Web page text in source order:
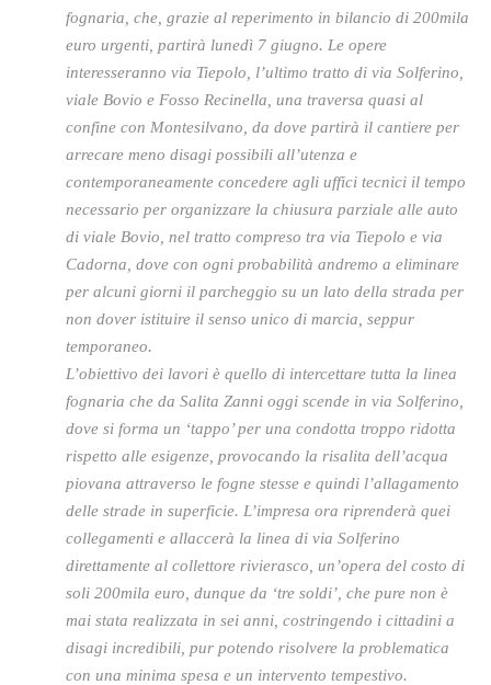
fognaria, che, grazie al reperimento in bilancio di 200mila
euro urgenti, partirà lunedì 7 giugno. Le opere
interesseranno via Tiepolo, l’ultimo tratto di via Solferino,
viale Bovio e Fosso Recinella, una traversa quasi al
confine con Montesilvano, da dove partirà il cantiere per
arrecare meno disagi possibili all’utenza e
contemporaneamente concedere agli uffici tecnici il tempo
necessario per organizzare la chiusura parziale alle auto
di viale Bovio, nel tratto compreso tra via Tiepolo e via
Cadorna, dove con ogni probabilità andremo a eliminare
per alcuni giorni il parcheggio su un lato della strada per
non dover istituire il senso unico di marcia, seppur
temporaneo.
L’obiettivo dei lavori è quello di intercettare tutta la linea
fognaria che da Salita Zanni oggi scende in via Solferino,
dove si forma un ‘tappo’ per una condotta troppo ridotta
rispetto alle esigenze, provocando la risalita dell’acqua
piovana attraverso le fogne stesse e quindi l’allagamento
delle strade in superficie. L’impresa ora riprenderà quei
collegamenti e allaccerà la linea di via Solferino
direttamente al collettore rivierasco, un’opera del costo di
soli 200mila euro, dunque da ‘tre soldi’, che pure non è
mai stata realizzata in sei anni, costringendo i cittadini a
disagi incredibili, pur potendo risolvere la problematica
con una minima spesa e un intervento tempestivo.